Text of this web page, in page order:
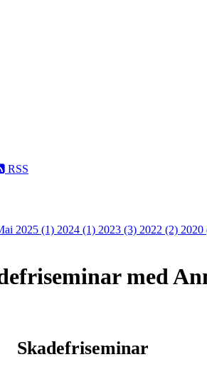
RSS
2025 (1) 2024 (1) 2023 (3) 2022 (2) 2020
med
Skadefriseminar